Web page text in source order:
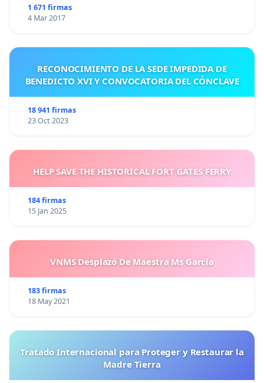
1 671 firmas
4 Mar 2017
RECONOCIMIENTO DE LA SEDE IMPEDIDA DE
BENEDICTO XVI Y CONVOCATORIA DEL CÓNCLAVE
18 941 firmas
23 Oct 2023
HELP SAVE THE HISTORICAL FORT GATES FERRY
184 firmas
15 Jan 2025
VNMS Desplazó De Maestra Ms García
183 firmas
18 May 2021
Tratado Internacional para Proteger y Restaurar la
Madre Tierra